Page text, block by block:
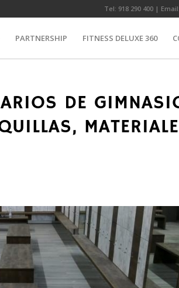
Tel: 918 290 400 | Email:
PARTNERSHIP FITNESS DELUXE 360
DE